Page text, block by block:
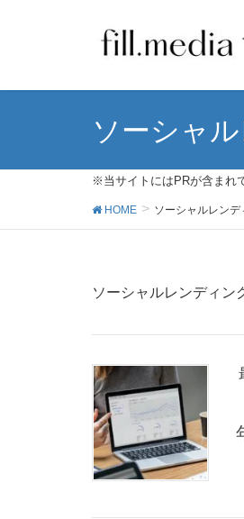
ソーシャ
※当サイトにはPRが含まれ
HOME ソーシャルレン
ソーシャルレンディン